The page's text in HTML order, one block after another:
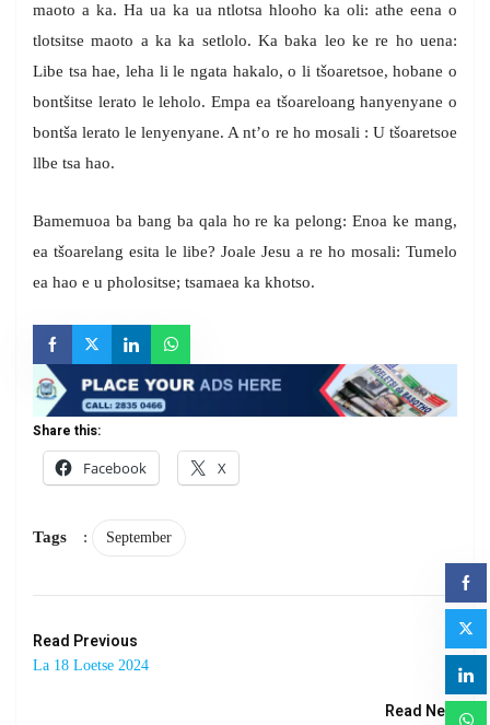
maoto a ka. Ha ua ka ua ntlotsa hlooho ka oli: athe eena o
tlotsitse maoto a ka ka setlolo. Ka baka leo ke re ho uena:
Libe tsa hae, leha li le ngata hakalo, o li tšoaretsoe, hobane o
bontšitse lerato le leholo. Empa ea tšoareloang hanyenyane o
bontša lerato le lenyenyane. A nt’o re ho mosali : U tšoaretsoe
llbe tsa hao.
Bamemuoa ba bang ba qala ho re ka pelong: Enoa ke mang,
ea tšoarelang esita le libe? Joale Jesu a re ho mosali: Tumelo
ea hao e u pholositse; tsamaea ka khotso.
Share this:
Facebook
X
Tags : September
Read Previous
La 18 Loetse 2024
Read Next